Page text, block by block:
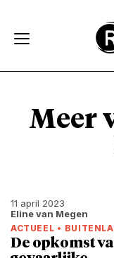
Meer
11 april 2023
Eline van Megen
ACTUEEL •
De opkomst